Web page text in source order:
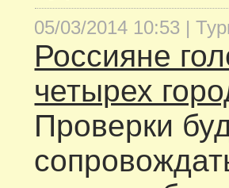
05/03/2014 10:53 |
Россияне
четырех
Проверки